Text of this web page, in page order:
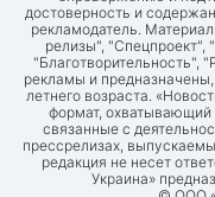
достоверность и
рекламодатель.
релизы", "Спецпроект",
"Благотворительность",
рекламы и
летнего возраста.
формат, охватывающий
связанные с
прессрелизах,
редакция не несет
Украина»